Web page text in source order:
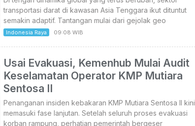
transportasi darat di kawasan Asia Tenggara ikut dituntut
semakin adaptif. Tantangan mulai dari gejolak geo
Indonesia Raya 09:08 WIB
Usai Evakuasi, Kemenhub Mulai Audit
Keselamatan Operator KMP Mutiara
Sentosa II
Penanganan insiden kebakaran KMP Mutiara Sentosa II kini
memasuki fase lanjutan. Setelah seluruh proses evakuasi
korban rampung, perhatian pemerintah bergeser